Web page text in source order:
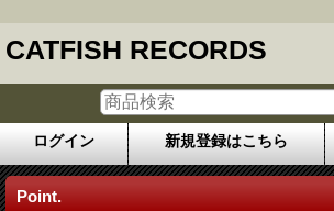
CATFISH RECORDS
ログイン 新規登録はこちら
Point.